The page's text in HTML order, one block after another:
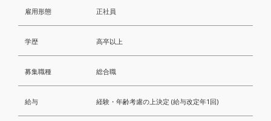
雇用形態
学歴
募集職種
給与
正社員
高卒以上
総合職
経験・年齢考慮の上決定 (給与改定年1回)